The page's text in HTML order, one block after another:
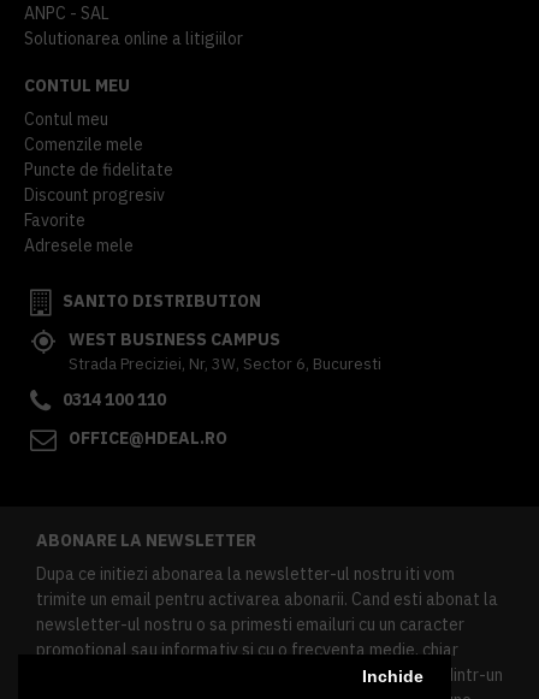
Inchide
ANPC - SAL
Solutionarea online a litigiilor
CONTUL MEU
Contul meu
Comenzile mele
Puncte de fidelitate
Discount progresiv
Favorite
Adresele mele
SANITO DISTRIBUTION
WEST BUSINESS CAMPUS
Strada Preciziei, Nr, 3W, Sector 6, Bucuresti
0314 100 110
OFFICE@HDEAL.RO
ABONARE LA NEWSLETTER
Dupa ce initiezi abonarea la newsletter-ul nostru iti vom
trimite un email pentru activarea abonarii. Cand esti abonat la
newsletter-ul nostru o sa primesti emailuri cu un caracter
promotional sau informativ si cu o frecventa medie, chiar
redusa. Daca doresti sa te dezabonezi poti urma linkul dintr-un